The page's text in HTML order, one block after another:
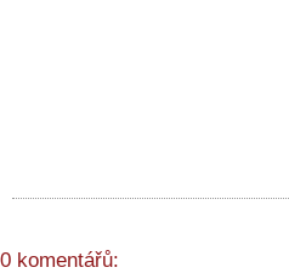
0 komentářů: